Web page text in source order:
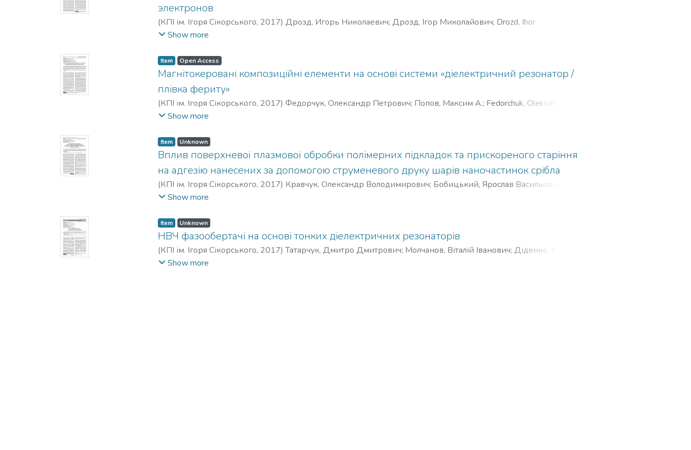
электронов
(КПІ ім. Ігоря Сікорського, 2017) Дрозд, Игорь Николаевич; Дрозд, Ігор Миколайович; Drozd, Ihor
Mykhailovych
Show more
Item Open Access
Магнітокеровані композиційні елементи на основі системи «діелектричний резонатор /
плівка фериту»
(КПІ ім. Ігоря Сікорського, 2017) Федорчук, Олександр Петрович; Попов, Максим А.; Fedorchuk, Oleksandr
Petrovych;Popov, Maxym A.
Show more
Item Unknown
Вплив поверхневої плазмової обробки полімерних підкладок та прискореного старіння
на адгезію нанесених за допомогою струменевого друку шарів наночастинок срібла
(КПІ ім. Ігоря Сікорського, 2017) Кравчук, Олександр Володимирович; Бобицький, Ярослав Васильович
Kravchuk, Oleksandr Volodymyrovych
Show more
Item Unknown
НВЧ фазообертачі на основі тонких діелектричних резонаторів
(КПІ ім. Ігоря Сікорського, 2017)Татарчук, Дмитро Дмитрович; Молчанов, Віталій Іванович; Діденко, Юрій
Вікторович;Франчук, Антон Сергійович
Show more